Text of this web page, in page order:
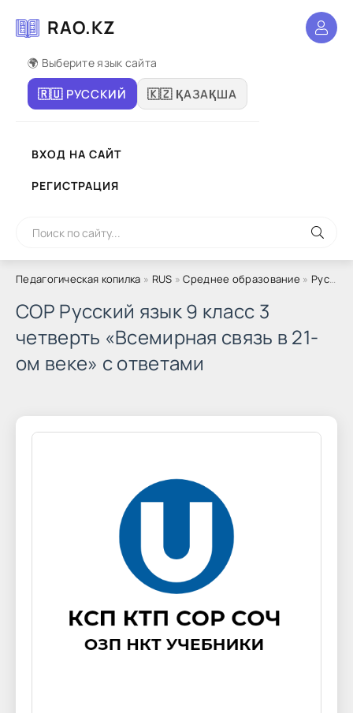
RAO.KZ
🌍 Выберите язык сайта
🇷🇺 РУССКИЙ 🇰🇿 ҚАЗАҚША
ВХОД НА САЙТ
РЕГИСТРАЦИЯ
Педагогическая копилка » RUS »Среднее образование » Русский язык
СОР Русский язык 9 класс 3
четверть «Всемирная связь в 21-
ом веке» с ответами